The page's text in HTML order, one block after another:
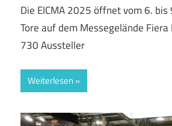
Die EICMA 2025 öffnet vom 6. bis
Tore auf dem Messegelände
730 Aussteller
Weiterlesen